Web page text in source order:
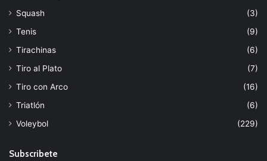
Squash
(3)
Tenis
(9)
Tirachinas
(6)
Tiro al Plato
(7)
Tiro con Arco
(16)
Triatlón
(6)
Voleybol
(229)
Subscribete